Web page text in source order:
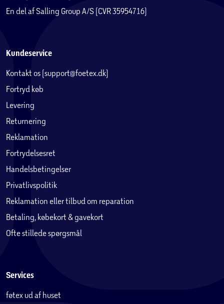
En del af Salling Group A/S (CVR 35954716)
Kundeservice
Kontakt os (support@foetex.dk)
Fortryd køb
Levering
Returnering
Reklamation
Fortrydelsesret
Handelsbetingelser
Privatlivspolitik
Reklamation eller tilbud om reparation
Betaling, købekort & gavekort
Ofte stillede spørgsmål
Services
føtex ud af huset